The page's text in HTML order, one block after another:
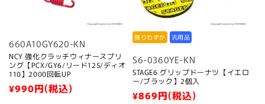
660A10GY620-KN
NCY 強化クラッチウィナースプリ
ング【PCX/GY6/リード125/ディオ
110】2000回転UP
通
¥990円(税込)
残りわずか 汎用品
S6-0360YE-KN
STAGE6 グリップドーナツ【イエロ
ー/ブラック】2個入
通
¥869円(税込)